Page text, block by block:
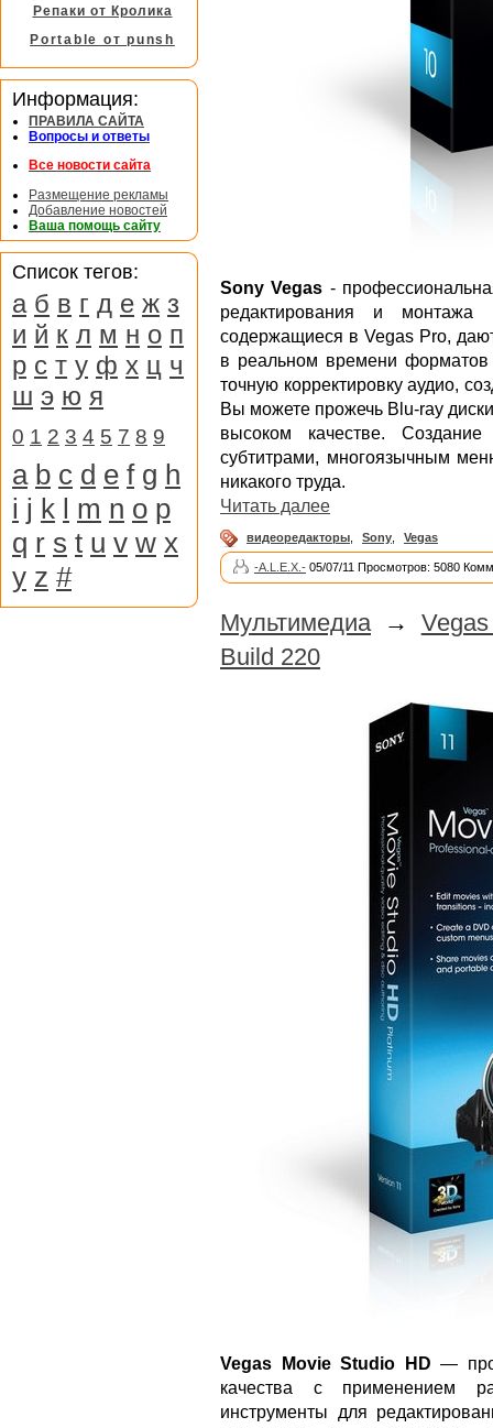
Sony Vegas -
редактирования и
содержащиеся в Vegas Pro,
в реальном времени
точную корректировку аудио,
Вы можете прожечь Blu-ray
высоком качестве.
субтитрами, многоязычным
никакого труда.
Читать далее
видеоредакторы Sony Vegas
-A.L.E.X.- 05/07/11 Просмотров: 5080
Мультимедиа →
Build 220
Vegas Movie Studio HD —
качества с применением
инструменты для
Репаки от Кролика
Portable от punsh
Информация:
ПРАВИЛА САЙТА
Вопросы и ответы
Все новости сайта
Размещение рекламы
Добавление новостей
Ваша помощь сайту
Список тегов:
а б в г д е ж з
и й к л м н о п
р с т у ф х ц ч
ш э ю я
0 1 2 3 4 5 7 8 9
a b c d e f g h
i j k l m n o p
q r s t u v w x
y z #